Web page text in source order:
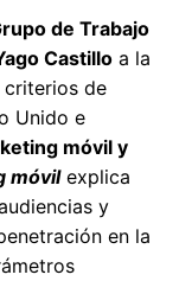
de Trabajo
Castillo a la
criterios de
Unido e
móvil y
móvilexplica
y
en la